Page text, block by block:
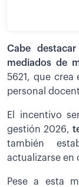
Cabe
mediados de
5621, que crea
personal
El incentivo
gestión 2026,
también
actualizarse en
Pese a esta